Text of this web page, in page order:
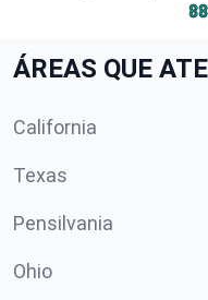
ÁREAS QUE
California
Texas
Pensilvania
Ohio